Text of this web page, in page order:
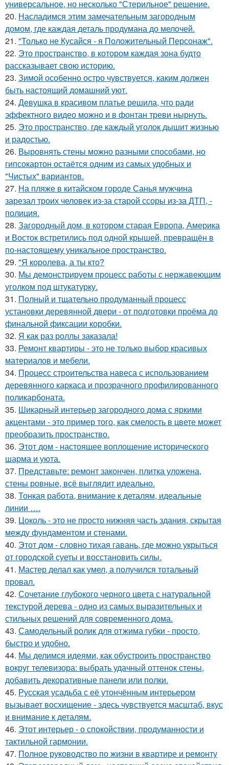
универсальное, но несколько "Стерильное" решение.
20. Насладимся этим замечательным загородным
домом, где каждая деталь продумана до мелочей.
21. "Только не Кусайся - я Положительный Персонаж".
22. Это пространство, в котором каждая зона будто
рассказывает свою историю.
23. Зимой особенно остро чувствуется, каким должен
быть настоящий домашний уют.
24. Девушка в красивом платье решила, что ради
эффектного видео можно и в фонтан треви нырнуть.
25. Это пространство, где каждый уголок дышит жизнью
и радостью.
26. Выровнять стены можно разными способами, но
гипсокартон остаётся одним из самых удобных и
"Чистых" вариантов.
27. На пляже в китайском городе Санья мужчина
зарезал троих человек из-за старой ссоры из-за ДТП, -
полиция.
28. Загородный дом, в котором старая Европа, Америка
и Восток встретились под одной крышей, превращён в
по-настоящему уникальное пространство.
29. "Я королева, а ты кто?
30. Мы демонстрируем процесс работы с нержавеющим
уголком под штукатурку.
31. Полный и тщательно продуманный процесс
установки деревянной двери - от подготовки проёма до
финальной фиксации коробки.
32. Я как раз роллы заказала!
33. Ремонт квартиры - это не только выбор красивых
материалов и мебели.
34. Процесс строительства навеса с использованием
деревянного каркаса и прозрачного профилированного
поликарбоната.
35. Шикарный интерьер загородного дома с яркими
акцентами - это пример того, как смелость в цвете может
преобразить пространство.
36. Этот дом - настоящее воплощение исторического
шарма и уюта.
37. Представьте: ремонт закончен, плитка уложена,
стены ровные, всё выглядит идеально.
38. Тонкая работа, внимание к деталям, идеальные
линии ….
39. Цоколь - это не просто нижняя часть здания, скрытая
между фундаментом и стенами.
40. Этот дом - словно тихая гавань, где можно укрыться
от городской суеты и восстановить силы.
41. Мастер делал как умел, а получился тотальный
провал.
42. Сочетание глубокого черного цвета с натуральной
текстурой дерева - одно из самых выразительных и
стильных решений для современного дома.
43. Самодельный ролик для отжима губки - просто,
быстро и удобно.
44. Мы делимся идеями, как обустроить пространство
вокруг телевизора: выбрать удачный оттенок стены,
добавить декоративные панели или полки.
45. Русская усадьба с её утончённым интерьером
вызывает восхищение - здесь чувствуется масштаб, вкус
и внимание к деталям.
46. Этот интерьер - о спокойствии, продуманности и
тактильной гармонии.
47. Полное руководство по жизни в квартире и ремонту